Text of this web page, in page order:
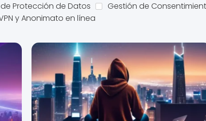
Protección de Datos
Gestión de
y Anonimato en línea